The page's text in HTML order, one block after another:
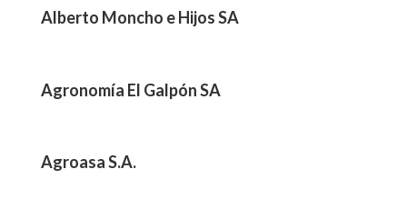
Alberto Moncho e Hijos SA
Agronomía El Galpón SA
Agroasa S.A.